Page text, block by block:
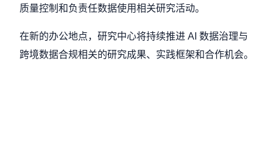
质量控制和负责任数据使用相关研究活动。
在新的办公地点，研究中心将持续推进 AI 数据治理与
跨境数据合规相关的研究成果、实践框架和合作机会。